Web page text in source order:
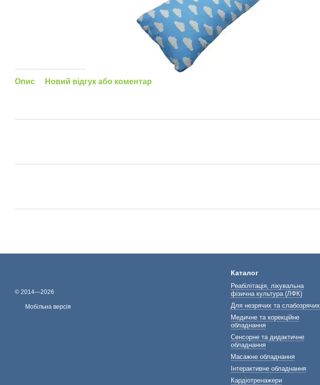
Опис Новий відгук або коментар
© 2014—2026
Мобільна версія
Каталог
Реабілітація, лікувальна
фізична культура (ЛФК)
Для незрячих та слабозрячих
Медичне та корекційне
обладнання
Сенсорне та дидактичне
обладнання
Масажне обладнання
Інтерактивне обладнання
Кардіотренажери